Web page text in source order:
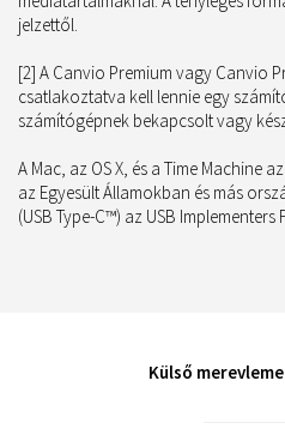
jelzettől.
[2] A Canvio Premium vagy Canvio
csatlakoztatva kell lennie egy
számítógépnek bekapcsolt vagy
A Mac, az OS X, és a Time Machine
az Egyesült Államokban és más
(USB Type-C™) az USB Implementers
Külső